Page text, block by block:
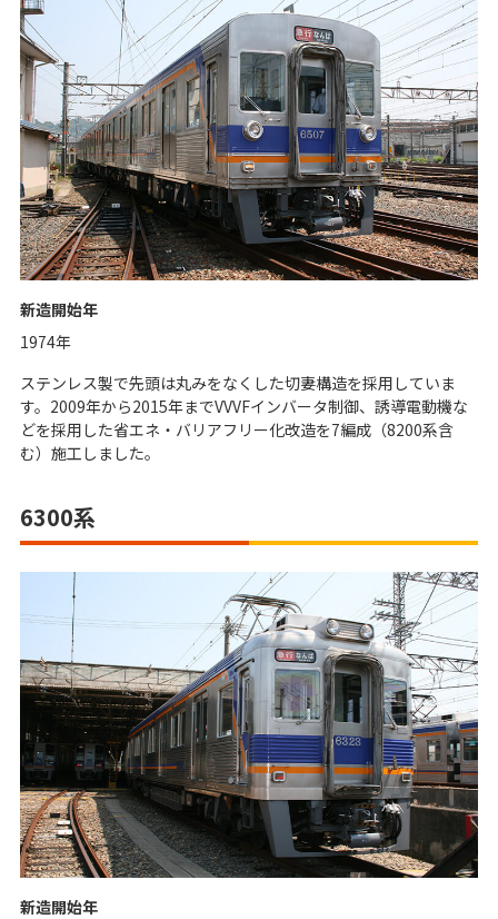
新造開始年
1974年
ステンレス製で先頭は丸みをなくした切妻構造を採用していま
す。2009年から2015年までVVVFインバータ制御、誘導電動機な
どを採用した省エネ・バリアフリー化改造を7編成（8200系含
む）施工しました。
6300系
新造開始年